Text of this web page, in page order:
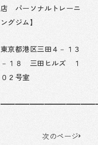
店 パーソナルトレーニ
ングジム】
東京都港区三田４－１３
－１８ 三田ヒルズ １
０２号室
次のページ